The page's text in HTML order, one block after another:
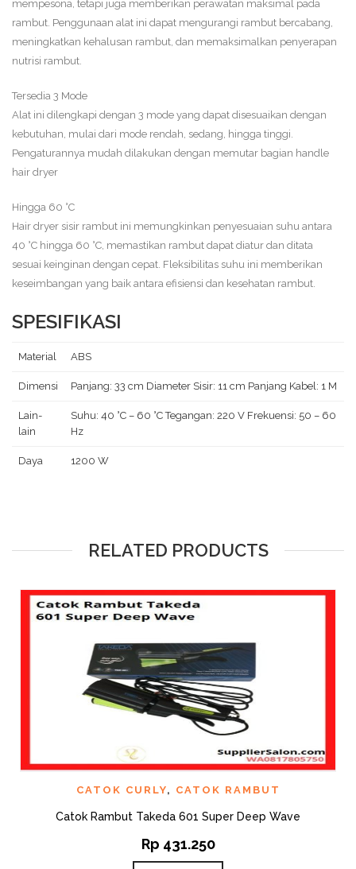
mempesona, tetapi juga memberikan perawatan maksimal pada
rambut. Penggunaan alat ini dapat mengurangi rambut bercabang,
meningkatkan kehalusan rambut, dan memaksimalkan penyerapan
nutrisi rambut.
Tersedia 3 Mode
Alat ini dilengkapi dengan 3 mode yang dapat disesuaikan dengan
kebutuhan, mulai dari mode rendah, sedang, hingga tinggi.
Pengaturannya mudah dilakukan dengan memutar bagian handle
hair dryer
Hingga 60 °C
Hair dryer sisir rambut ini memungkinkan penyesuaian suhu antara
40 °C hingga 60 °C, memastikan rambut dapat diatur dan ditata
sesuai keinginan dengan cepat. Fleksibilitas suhu ini memberikan
keseimbangan yang baik antara efisiensi dan kesehatan rambut.
SPESIFIKASI
Material ABS
Dimensi Panjang: 33 cm Diameter Sisir: 11 cm Panjang Kabel: 1 M
Lain-
lain
Suhu: 40 °C – 60 °C Tegangan: 220 V Frekuensi: 50 – 60
Hz
Daya 1200 W
RELATED PRODUCTS
CATOK CURLY, CATOK RAMBUT
Catok Rambut Takeda 601 Super Deep Wave
Rp 431.250